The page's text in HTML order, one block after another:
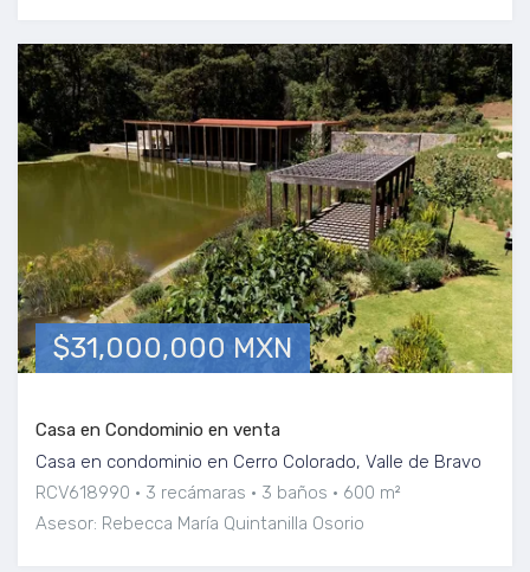
$31,000,000 MXN
Casa en Condominio en venta
Casa en condominio en Cerro Colorado, Valle de Bravo
RCV618990
3 recámaras 3 baños
600 m²
Asesor: Rebecca María Quintanilla Osorio